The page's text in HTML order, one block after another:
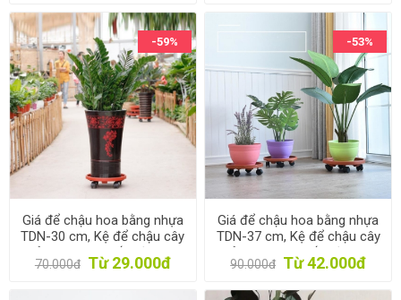
-59%
Giá để chậu hoa bằng nhựa
TDN-30 cm, Kệ để chậu cây
cảnh 4 bánh, Đế chậu cây
có bánh xe lăn
70.000đ Từ 29.000đ
-53%
Giá để chậu hoa bằng nhựa
TDN-37 cm, Kệ để chậu cây
cảnh 4 bánh, Đế chậu cây
có bánh xe lăn
90.000đ Từ 42.000đ